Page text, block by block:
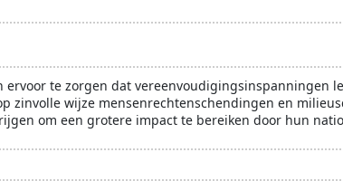
ervoor te zorgen dat vereenvoudigingsinspanningen
zinvolle wijze mensenrechtenschendingen en
om een ​​grotere impact te bereiken door hun